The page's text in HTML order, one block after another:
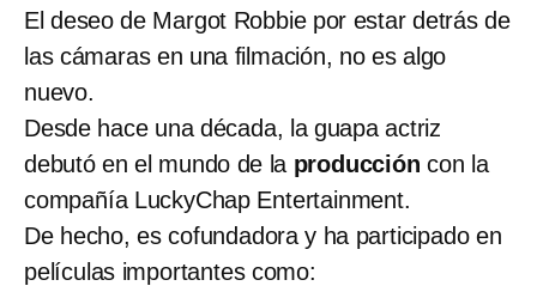
El deseo de Margot Robbie por estar detrás de
las cámaras en una filmación, no es algo
nuevo.
Desde hace una década, la guapa actriz
debutó en el mundo de la producción con la
compañía LuckyChap Entertainment.
De hecho, es cofundadora y ha participado en
películas importantes como: